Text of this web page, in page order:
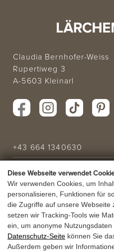
Diese Webseite verwendet
Wir verwenden Cookies, um
personalisieren, Funktionen für
die Zugriffe auf unsere Webseite
setzen wir Tracking-Tools wie
ein, um anonyme
Datenschutz-Seite können Sie
Außerdem geben wir
Claudia Bernhofer-Weiss
Rupertiweg 3
A-5603 Kleinarl
+43 664 1340630
info@laerchenhof.biz
Urlaubsanfrage
URLAUBSANGEBOT
GUTSCHEINE